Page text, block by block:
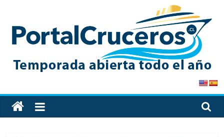
content
PortalCruceros
Toda
la